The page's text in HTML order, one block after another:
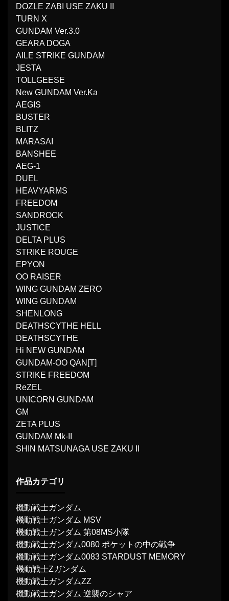
DOZLE ZABI USE ZAKU II
TURN X
GUNDAM Ver.3.0
GEARA DOGA
AILE STRIKE GUNDAM
JESTA
TOLLGEESE
New GUNDAM Ver.Ka
AEGIS
BUSTER
BLITZ
MARASAI
BANSHEE
AEG-1
DUEL
HEAVYARMS
FREEDOM
SANDROCK
JUSTICE
DELTA PLUS
STRIKE ROUGE
EPYON
OO RAISER
WING GUNDAM ZERO
WING GUNDAM
SHENLONG
DEATHSCYTHE HELL
DEATHSCYTHE
Hi NEW GUNDAM
GUNDAM-OO QAN[T]
STRIKE FREEDOM
ReZEL
UNICORN GUNDAM
GM
ZETA PLUS
GUNDAM Mk-II
SHIN MATSUNAGA USE ZAKU II
作品カテゴリ
機動戦士ガンダム
機動戦士ガンダム MSV
機動戦士ガンダム 第08MS小隊
機動戦士ガンダム0080 ポケットの中の戦争
機動戦士ガンダム0083 STARDUST MEMORY
機動戦士Ζガンダム
機動戦士ガンダムΖΖ
機動戦士ガンダム 逆襲のシャア